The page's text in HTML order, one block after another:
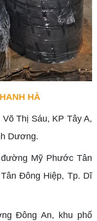
HÀ
Thị Sáu, KP Tây A,
Dương.
Mỹ Phước Tân
Đông Hiệp, Tp. Dĩ
Đông An, khu phố